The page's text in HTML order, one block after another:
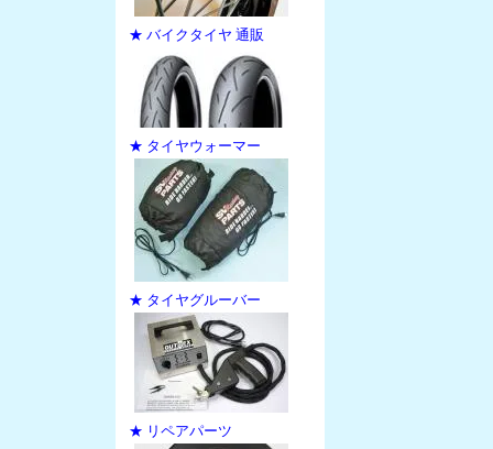
★ バイクタイヤ 通販
★ タイヤウォーマー
★ タイヤグルーバー
★ リペアパーツ